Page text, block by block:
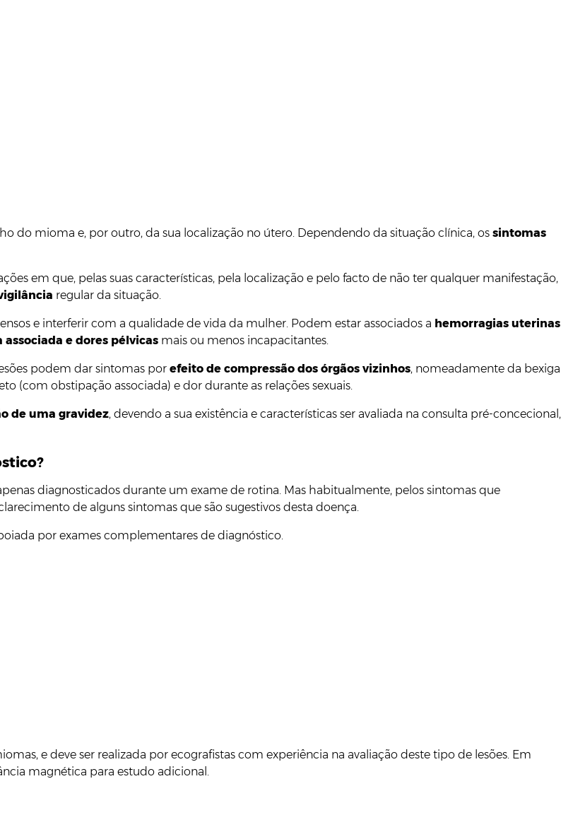
do mioma e, por outro, da sua localização no útero. Dependendo da situação clínica, os sintomas
em que, pelas suas características, pela localização e pelo facto de não ter qualquer manifestação,
regular da situação.
e interferir com a qualidade de vida da mulher. Podem estar associados a hemorragias uterinas
e dores pélvicas mais ou menos incapacitantes.
podem dar sintomas por efeito de compressão dos órgãos vizinhos, nomeadamente da bexiga
(com obstipação associada) e dor durante as relações sexuais.
de uma gravidez, devendo a sua existência e características ser avaliada na consulta pré-concecional,
diagnosticados durante um exame de rotina. Mas habitualmente, pelos sintomas que
de alguns sintomas que são sugestivos desta doença.
por exames complementares de diagnóstico.
e deve ser realizada por ecografistas com experiência na avaliação deste tipo de lesões. Em
magnética para estudo adicional.